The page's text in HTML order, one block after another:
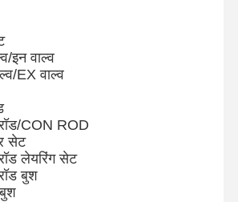
इन वाल्व
EX वाल्व
CON ROD
सेट
लेयरिंग सेट
बुश